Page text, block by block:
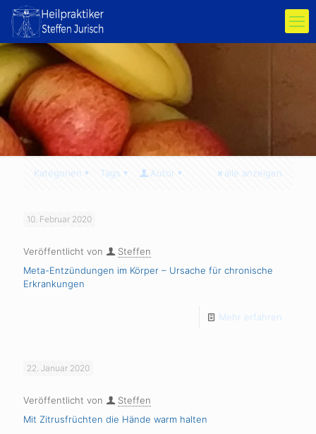
Kategorien Tags Autor alle anzeigen
10. Februar 2020
Veröffentlicht von
Steffen
Meta-Entzündungen im Körper – Ursache für chronische
Erkrankungen
Mehr erfahren
22. Januar 2020
Veröffentlicht von
Steffen
Mit Zitrusfrüchten die Hände warm halten